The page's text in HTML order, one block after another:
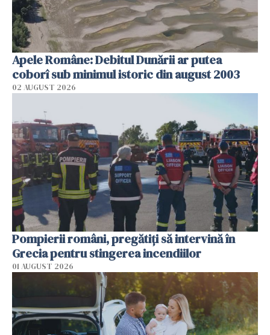
Apele Române: Debitul Dunării ar putea
coborî sub minimul istoric din august 2003
02 AUGUST 2026
Pompierii români, pregătiţi să intervină în
Grecia pentru stingerea incendiilor
01 AUGUST 2026